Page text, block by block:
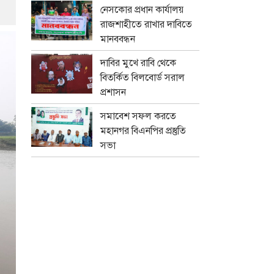
নেসকোর প্রধান কার্যালয়
রাজশাহীতে রাখার দাবিতে
মানববন্ধন
দাবির মুখে রাবি থেকে
বিতর্কিত বিলবোর্ড সরাল
প্রশাসন
সমাবেশ সফল করতে
মহানগর বিএনপির প্রস্তুতি
সভা